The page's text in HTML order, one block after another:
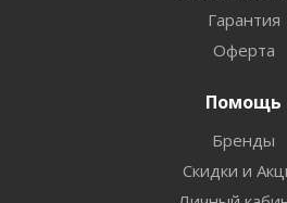
Гарантия
Оферта
Помощь
Бренды
Скидки и